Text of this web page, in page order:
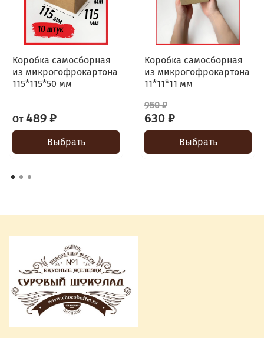
Коробка самосборная
из микрогофрокартона
115*115*50 мм
От489 ₽
Выбрать
Коробка самосборная
из микрогофрокартона
11*11*11 мм
950 ₽
630 ₽
Выбрать